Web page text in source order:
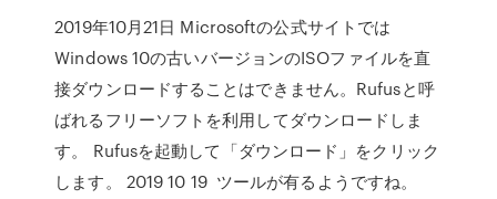
2019年10月21日 Microsoftの公式サイトでは
Windows 10の古いバージョンのISOファイルを直
接ダウンロードすることはできません。Rufusと呼
ばれるフリーソフトを利用してダウンロードしま
す。 Rufusを起動して「ダウンロード」をクリック
します。 2019 10 19 ツールが有るようですね。